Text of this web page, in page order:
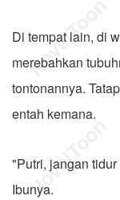
Di tempat lain, di
merebahkan
tontonannya.
entah kemana.
"Putri, jangan
Ibunya.